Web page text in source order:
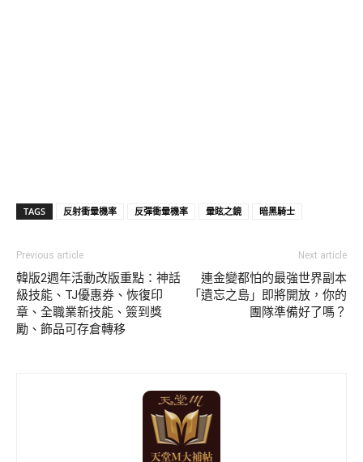
TAGS 反射衝暈機率 反彈衝暈機率 暈眩之鏡 暗黑騎士
Previous article
韓版2週年活動改版重點：神話
級技能、TJ優惠券、恢復印
章、全職業新技能、簽到獎
勵、飾品可存倉轉移
Next article
連金變都怕的最強世界副本
「遺忘之島」即將開放，你的
團隊準備好了嗎？